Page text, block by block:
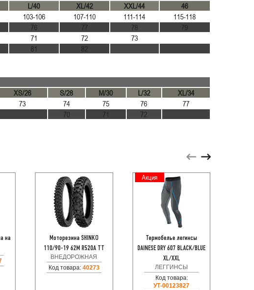
L/40 XL/42 XXL/44
46
103-106 107-110 111-114
115-118
76 77 78
79
71 72
73
81 82
XS/26 S/28 M/30 L/32
XL/34
73 74 75 76
77
70 71 72
на
Моторезина SHINKO
110/90-19 62M R520A TT
ВНЕДОРОЖНАЯ
Код товара: 40273
Акция
Термобелье легинсы
DAINESE DRY 607 BLACK/BLUE
XL/XXL
ЛЕГГИНСЫ
Код товара:
УТ-00123827